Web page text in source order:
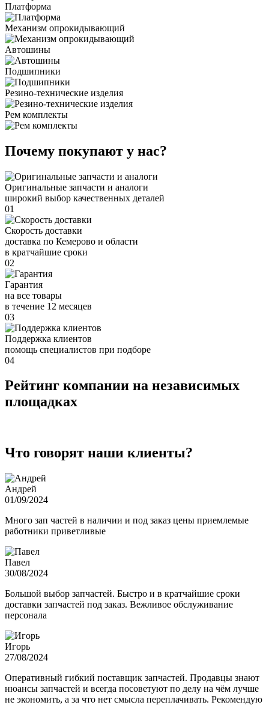
Платформа
Механизм опрокидывающий
Автошины
Подшипники
Резино-технические изделия
Рем комплекты
Почему покупают у нас?
Оригинальные запчасти и аналоги
широкий выбор качественных деталей
01
Скорость доставки
доставка по Кемерово и области
в кратчайшие сроки
02
Гарантия
на все товары
в течение 12 месяцев
03
Поддержка клиентов
помощь специалистов при подборе
04
Рейтинг компании на независимых
площадках
Что говорят наши клиенты?
Андрей
01/09/2024
Много зап частей в наличии и под заказ цены приемлемые
работники приветливые
Павел
30/08/2024
Большой выбор запчастей. Быстро и в кратчайшие сроки
доставки запчастей под заказ. Вежливое обслуживание
персонала
Игорь
27/08/2024
Оперативный гибкий поставщик запчастей. Продавцы знают
нюансы запчастей и всегда посоветуют по делу на чём лучше
не экономить, а за что нет смысла переплачивать. Рекомендую